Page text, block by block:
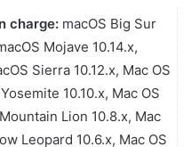
charge: macOS Big Sur
Mojave 10.14.x,
Sierra 10.12.x, Mac OS
10.10.x, Mac OS
Lion 10.8.x, Mac
Leopard 10.6.x, Mac OS